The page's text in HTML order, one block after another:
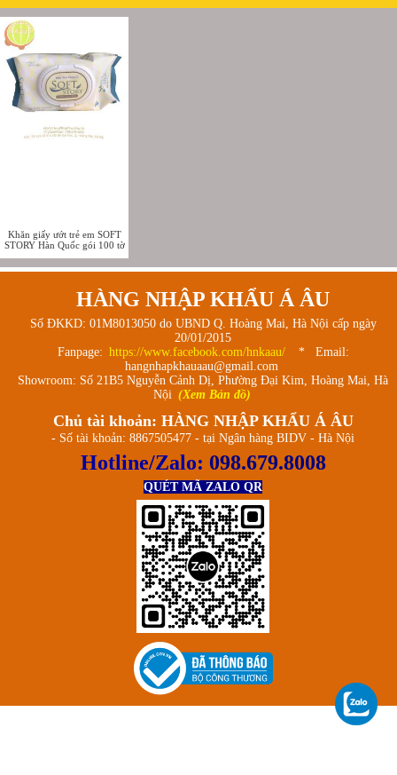
Khăn giấy ướt trẻ em SOFT
STORY Hàn Quốc gói 100 tờ
HÀNG NHẬP KHẨU Á ÂU
Số ĐKKD: 01M8013050 do UBND Q. Hoàng Mai, Hà Nội cấp ngày
20/01/2015
Fanpage: https://www.facebook.com/hnkaau/
* Email:
hangnhapkhauaau@gmail.com
Showroom: Số 21B5 Nguyễn Cảnh Dị, Phường Đại Kim, Hoàng Mai, Hà
Nội (Xem Bản đồ)
Chủ tài khoản: HÀNG NHẬP KHẨU Á ÂU
- Số tài khoản: 8867505477 - tại Ngân hàng BIDV - Hà Nội
Hotline/Zalo: 098.679.8008
QUÉT MÃ ZALO QR